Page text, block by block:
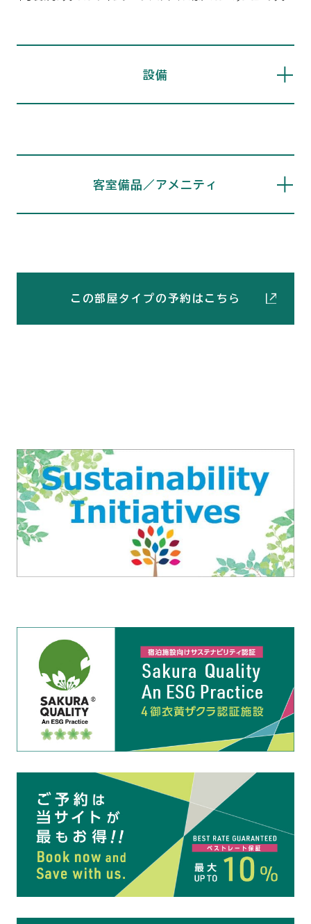
設備
客室備品／アメニティ
この部屋タイプの予約はこちら